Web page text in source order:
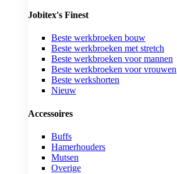
Jobitex's Finest
Beste werkbroeken bouw
Beste werkbroeken met stretch
Beste werkbroeken voor mannen
Beste werkbroeken voor vrouwen
Beste werkshorten
Nieuw
Accessoires
Buffs
Hamerhouders
Mutsen
Overige